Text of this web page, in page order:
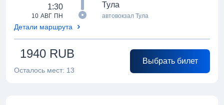
10 АВГ ПН
1:30 Тула
автовокзал Тула
Детали маршрута
1940 RUB
Осталось мест: 13
Выбрать билет